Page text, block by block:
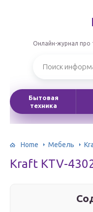
Онлайн-журнал про
Бытовая
техника
Home Мебель
Kraft KTV-